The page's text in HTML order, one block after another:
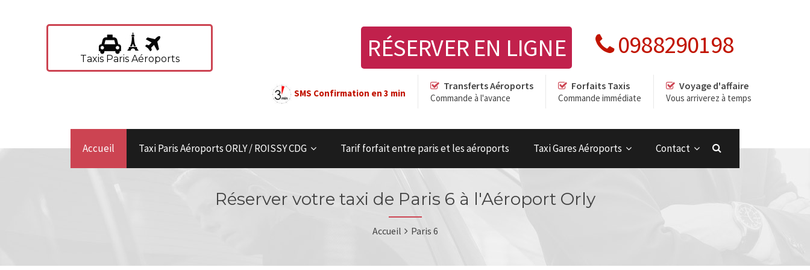
Taxis Paris Aéroports RÉSERVER EN LIGNE 0988290198
SMS Confirmation en 3 min
Transferts Aéroports
Commande à l'avance
Forfaits Taxis
Commande immédiate
Voyage d'affaire
Vous arriverez à temps
Accueil Taxi Paris Aéroports ORLY / ROISSY CDG Tarif forfait entre paris et les aéroports Taxi Gares Aéroports Contact
Réserver votre taxi de Paris 6 à l'Aéroport Orly
Accueil Paris 6